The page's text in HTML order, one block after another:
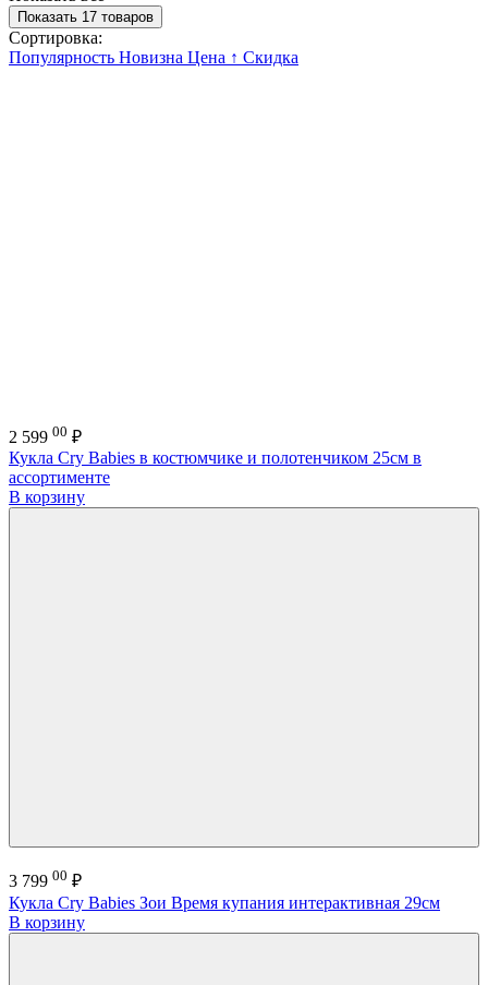
Показать 17 товаров
Сортировка:
Популярность Новизна Цена ↑ Скидка
2 599 00 ₽
Кукла Cry Babies в костюмчике и полотенчиком 25см в
ассортименте
В корзину
3 799 00 ₽
Кукла Cry Babies Зои Время купания интерактивная 29см
В корзину